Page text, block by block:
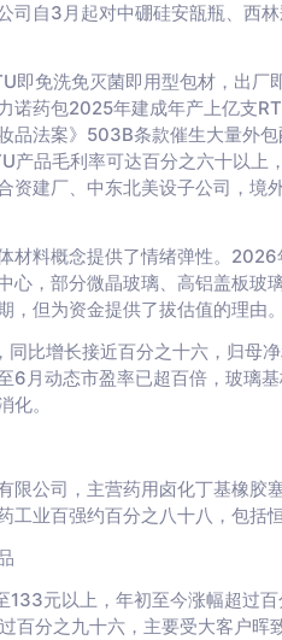
司自3月起对中硼硅安瓿瓶、西
即免洗免灭菌即用型包材，出厂
诺药包2025年建成年产上亿支
品法案》503B条款催生大量外
产品毛利率可达百分之六十以上
资建厂、中东北美设子公司，境
材料概念提供了情绪弹性。
心，部分微晶玻璃、高铝盖板玻
但为资金提供了拔估值的理由。
比增长接近百分之十六，归母
6月动态市盈率已超百倍，玻璃
化。
限公司，主营药用卤化丁基橡胶
业百强约百分之八十八，包括
元以上，年初至今涨幅超过
百分之九十六，主要受大客户晖